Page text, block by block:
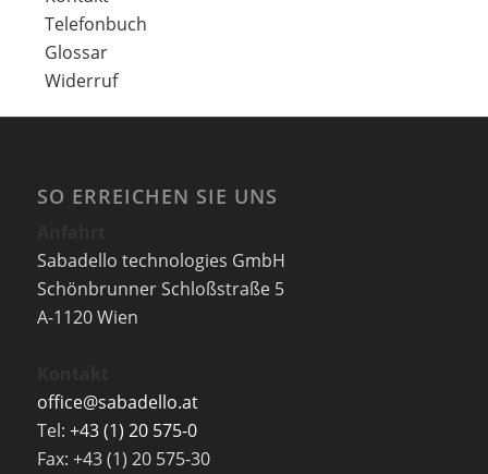
Telefonbuch
Glossar
Widerruf
SO ERREICHEN SIE UNS
Sabadello technologies GmbH
Schönbrunner Schloßstraße 5
A-1120 Wien
office@sabadello.at
Tel: +43 (1) 20 575-0
Fax: +43 (1) 20 575-30